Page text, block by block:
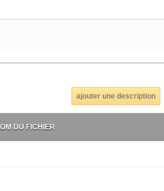
ajouter une description
DU FICHIER